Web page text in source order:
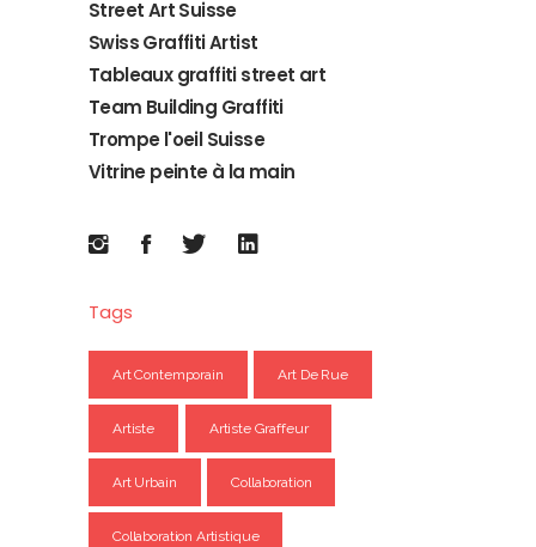
Street Art Suisse
Swiss Graffiti Artist
Tableaux graffiti street art
Team Building Graffiti
Trompe l'oeil Suisse
Vitrine peinte à la main
Tags
Art Contemporain Art De Rue
Artiste Artiste Graffeur
Art Urbain Collaboration
Collaboration Artistique